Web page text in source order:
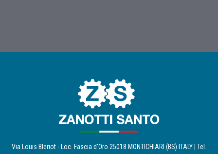
Via Louis Bleriot - Loc. Fascia d'Oro 25018 MONTICHIARI (BS) ITALY | Tel.